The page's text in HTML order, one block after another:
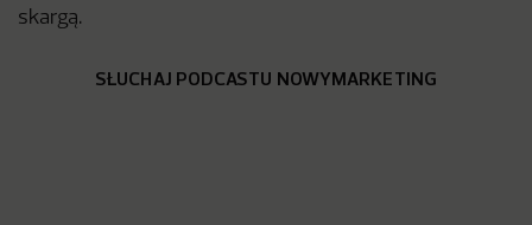
skargą.
SŁUCHAJ PODCASTU NOWYMARKETING